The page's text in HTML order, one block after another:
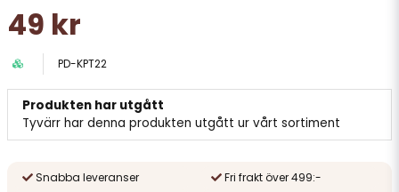
49 kr
PD-KPT22
Produkten har utgått
Tyvärr har denna produkten utgått ur vårt sortiment
Snabba leveranser
Fri frakt över 499:-